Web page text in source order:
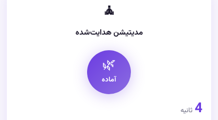
🧘
مدیتیشن هدایت‌شده
🌿
آماده
4 ثانیه